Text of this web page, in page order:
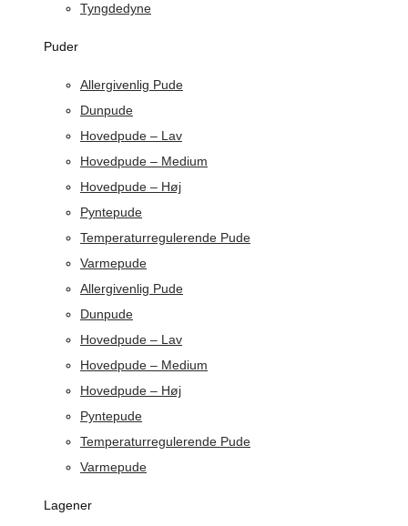
Tyngdedyne
Puder
Allergivenlig Pude
Dunpude
Hovedpude – Lav
Hovedpude – Medium
Hovedpude – Høj
Pyntepude
Temperaturregulerende Pude
Varmepude
Allergivenlig Pude
Dunpude
Hovedpude – Lav
Hovedpude – Medium
Hovedpude – Høj
Pyntepude
Temperaturregulerende Pude
Varmepude
Lagener